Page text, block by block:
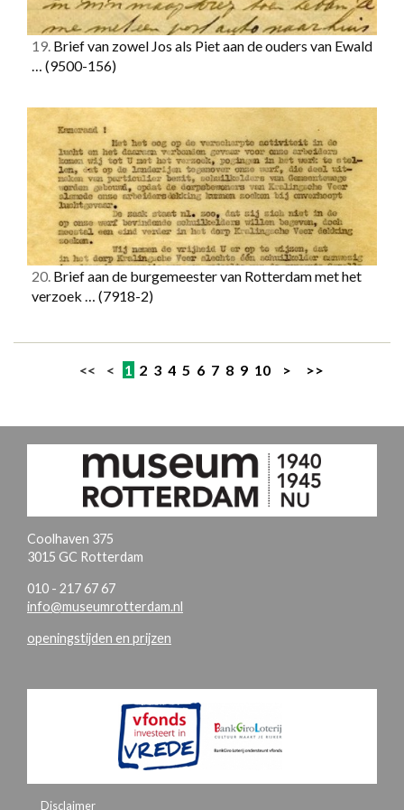
19. Brief van zowel Jos als Piet aan de ouders van Ewald
… (9500-156)
20. Brief aan de burgemeester van Rotterdam met het
verzoek … (7918-2)
<< < 1 2 3 4 5 6 7 8 9 10 > >>
Coolhaven 375
3015 GC Rotterdam
010 - 217 67 67
info@museumrotterdam.nl
openingstijden en prijzen
Disclaimer